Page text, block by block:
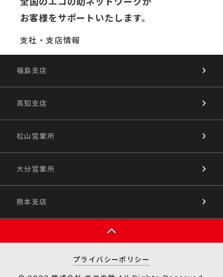
お客様をサポートいたします。
支社・支店情報
福島支店
高知支店
松山営業所
大分営業所
熊本支店
プライバシーポリシー